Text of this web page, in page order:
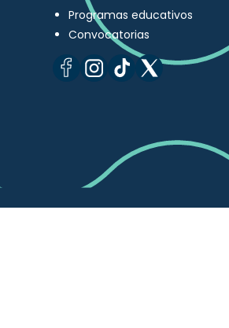
Programas educativos
Convocatorias